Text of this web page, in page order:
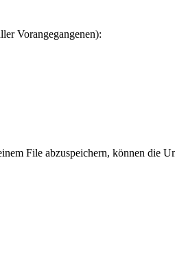
Vorangegangenen):
File abzuspeichern, können die